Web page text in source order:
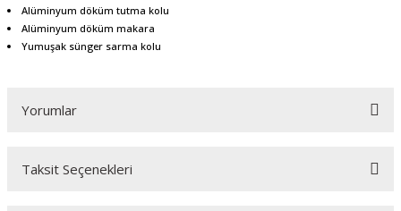
Alüminyum döküm tutma kolu
Alüminyum döküm makara
Yumuşak sünger sarma kolu
Yorumlar
Taksit Seçenekleri